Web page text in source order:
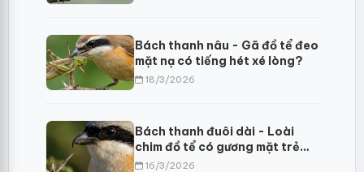
Bách thanh nâu - Gã đồ tể đeo
mặt nạ có tiếng hét xé lòng?
18/3/2026
Bách thanh đuôi dài - Loài
chim đồ tể có gương mặt trẻ
thơ16/3/2026